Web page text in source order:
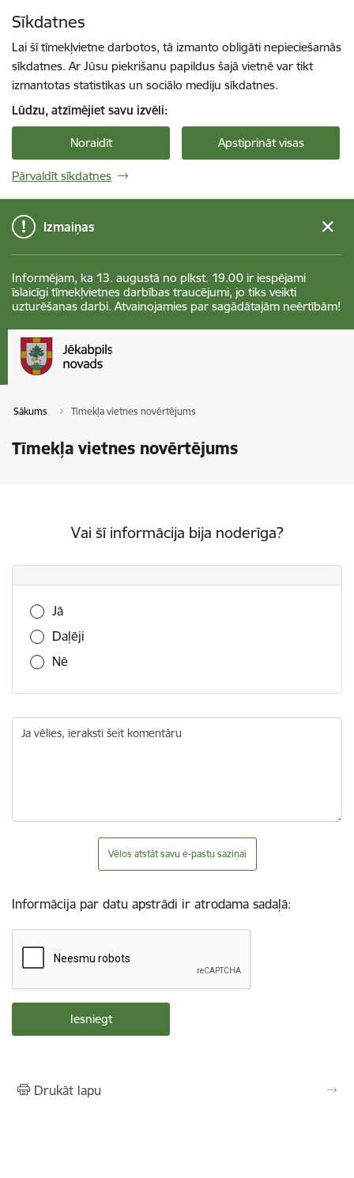
Sīkdatnes
Lai šī tīmekļvietne darbotos, tā izmanto obligāti nepieciešamās
sīkdatnes. Ar Jūsu piekrišanu papildus šajā vietnē var tikt
izmantotas statistikas un sociālo mediju sīkdatnes.
Lūdzu, atzīmējiet savu izvēli:
Noraidīt Apstiprināt visas
Pārvaldīt sīkdatnes
Izmaiņas
Informējam, ka 13. augustā no plkst. 19.00 ir iespējami
īslaicīgi tīmekļvietnes darbības traucējumi, jo tiks veikti
uzturēšanas darbi. Atvainojamies par sagādātajām neērtībām!
Sākums Tīmekļa vietnes novērtējums
Tīmekļa vietnes novērtējums
Vai šī informācija bija noderīga?
Vai šī informācija bija noderīga?
Jā
Daļēji
Nē
Ja vēlies, ieraksti šeit komentāru
Vēlos atstāt savu e-pastu saziņai
Informācija par datu apstrādi ir atrodama sadaļā:
Drukāt lapu